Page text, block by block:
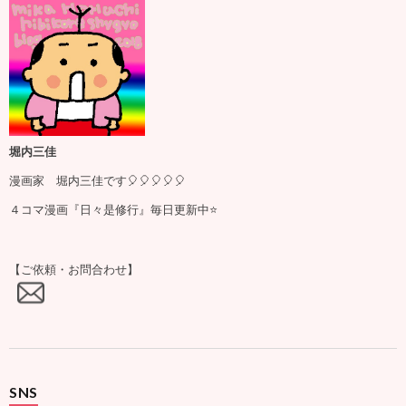
堀内三佳
漫画家 堀内三佳です🎈🎈🎈🎈🎈
４コマ漫画『日々是修行』毎日更新中⭐️
【ご依頼・お問合わせ】
SNS